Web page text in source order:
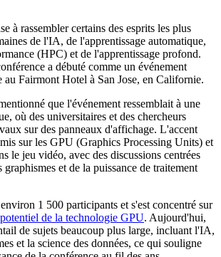
rassembler certains des esprits les plus
de l'IA, de l'apprentissage automatique,
(HPC) et de l'apprentissage profond.
a débuté comme un événement
au Fairmont Hotel à San Jose, en Californie.
que l'événement ressemblait à une
où des universitaires et des chercheurs
sur des panneaux d'affichage. L'accent
sur les GPU (Graphics Processing Units) et
le jeu vidéo, avec des discussions centrées
et de la puissance de traitement
1 500 participants et s'est concentré sur
potentiel de la technologie GPU. Aujourd'hui,
de sujets beaucoup plus large, incluant l'IA,
et la science des données, ce qui souligne